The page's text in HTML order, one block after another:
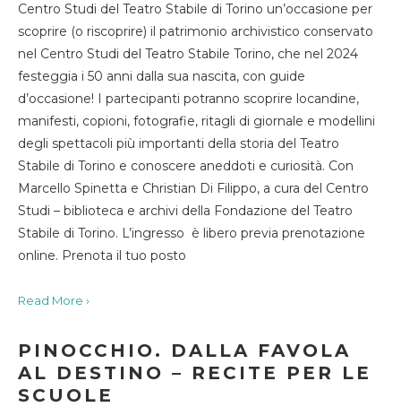
Centro Studi del Teatro Stabile di Torino un’occasione per
scoprire (o riscoprire) il patrimonio archivistico conservato
nel Centro Studi del Teatro Stabile Torino, che nel 2024
festeggia i 50 anni dalla sua nascita, con guide
d’occasione! I partecipanti potranno scoprire locandine,
manifesti, copioni, fotografie, ritagli di giornale e modellini
degli spettacoli più importanti della storia del Teatro
Stabile di Torino e conoscere aneddoti e curiosità. Con
Marcello Spinetta e Christian Di Filippo, a cura del Centro
Studi – biblioteca e archivi della Fondazione del Teatro
Stabile di Torino. L’ingresso è libero previa prenotazione
online. Prenota il tuo posto
Read More ›
PINOCCHIO. DALLA FAVOLA
AL DESTINO – RECITE PER LE
SCUOLE